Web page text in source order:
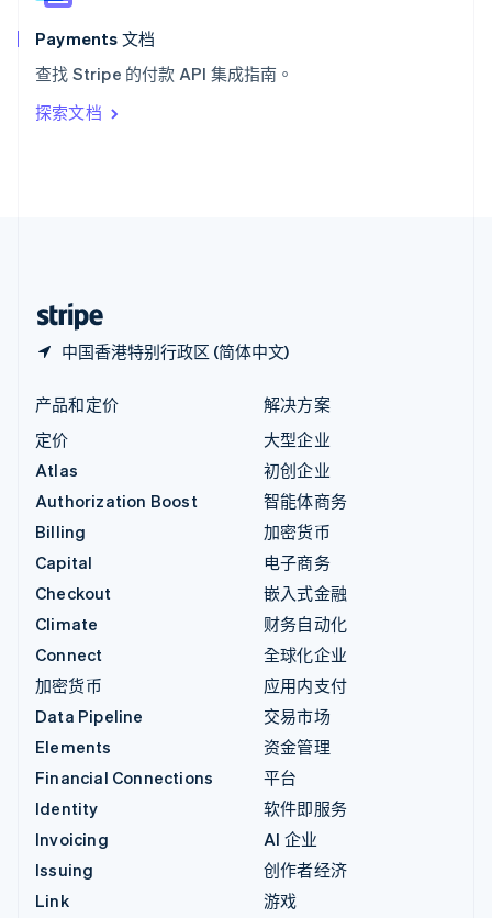
Payments 文档
查找 Stripe 的付款 API 集成指南。
探索文档
中国香港特别行政区 (简体中文)
匈牙利
English
ItalianoEnglish
印度
English
产品和定价
定价
Atlas
Authorization Boost
Billing
Capital
Checkout
Climate
Connect
加密货币
Data Pipeline
Elements
Financial Connections
Identity
Invoicing
Issuing
Link
解决方案
大型企业
初创企业
智能体商务
加密货币
电子商务
嵌入式金融
财务自动化
全球化企业
应用内支付
交易市场
资金管理
平台
软件即服务
AI 企业
创作者经济
游戏